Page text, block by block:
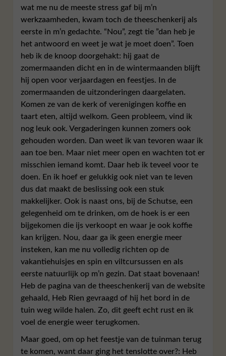
wat me nu de meeste stress gaf bij m’n
werkzaamheden, kwam toch de theeschenkerij als
eerste in m’n gedachte. “Nou”, zegt tie ”dan heb je
het antwoord en weet je wat je moet doen”. Toen
heb ik de knoop doorgehakt: hij gaat de
zomermaanden dicht en in de wintermaanden blijft
hij open voor verjaardagen en feestjes. In de
zomermaanden de uitzonderingen daargelaten.
Komen ze van de kerk of verenigingen koffie en
taart eten, altijd welkom. Geen probleem, vind ik
nog leuk ook. Vergaderingen kunnen zomers ook
gehouden worden. Dan weet ik van tevoren waar ik
aan toe ben. Maar niet meer open en wachten tot er
misschien iemand komt. Daar heb ik teveel voor te
doen. En ik hoef er gelukkig ook niet van te leven
dus dat maakt de beslissing ook een stuk
makkelijker. Ook is naast ons, bij de Schutse, een
gelegenheid om te drinken, om de hoek is er een
bijgekomen die ijs verkoopt en waar je ook koffie
kan krijgen. Nou, daar ga ik geen energie meer
insteken, kan me nu volledig richten op de
vakantiehuisjes en spin en viltcursussen en als
eerste natuurlijk op m’n gezin. Dat staat bovenaan!
Heb de pagina van de theeschenkerij van de website
gehaald, Heb Rien gevraagd of hij het bord in de
tuin weg wilde halen. Zo, dit geeft echt rust en ik
voel de energie weer terugkomen.
Maar goed, om op het feestje van de tuinman terug
te komen, want daar ging het tenslotte over?: Heb